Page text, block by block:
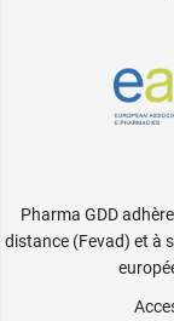
Pharma GDD
distance (Fevad) et à